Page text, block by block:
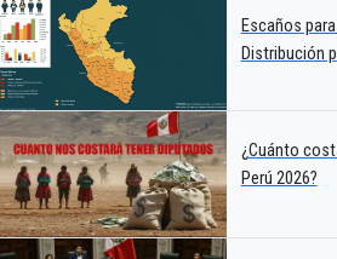
Escaños
Distribución
¿Cuánto
Perú 2026?